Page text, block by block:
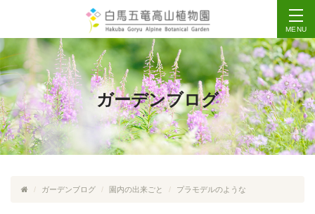
MENU
ガーデンブログ
ガーデンブログ 園内の出来ごと プラモデルのような